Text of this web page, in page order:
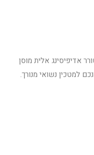
אדיפיסינג אלית מוסן
למטכין נשואי מנורך.